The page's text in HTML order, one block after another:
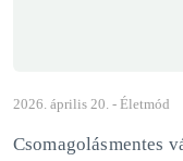
2026. április 20. - Életmód
Csomagolásmentes